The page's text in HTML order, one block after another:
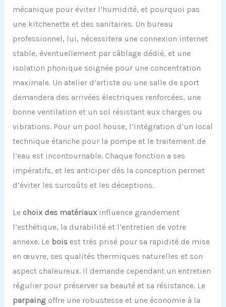
mécanique pour éviter l’humidité, et pourquoi pas
une kitchenette et des sanitaires. Un bureau
professionnel, lui, nécessitera une connexion internet
stable, éventuellement par câblage dédié, et une
isolation phonique soignée pour une concentration
maximale. Un atelier d’artiste ou une salle de sport
demandera des arrivées électriques renforcées, une
bonne ventilation et un sol résistant aux charges ou
vibrations. Pour un pool house, l’intégration d’un local
technique étanche pour la pompe et le traitement de
l’eau est incontournable. Chaque fonction a ses
impératifs, et les anticiper dès la conception permet
d’éviter les surcoûts et les déceptions.
Le choix des matériauxinfluence grandement
l’esthétique, la durabilité et l’entretien de votre
annexe. Le boisest très prisé pour sa rapidité de mise
en œuvre, ses qualités thermiques naturelles et son
aspect chaleureux. Il demande cependant un entretien
régulier pour préserver sa beauté et sa résistance. Le
parpaingoffre une robustesse et une économie à la